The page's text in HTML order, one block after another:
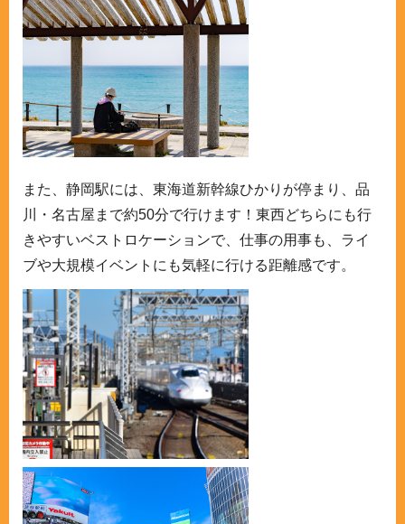
また、静岡駅には、東海道新幹線ひかりが停まり、品
川・名古屋まで約50分で行けます！東西どちらにも行
きやすいベストロケーションで、仕事の用事も、ライ
ブや大規模イベントにも気軽に行ける距離感です。